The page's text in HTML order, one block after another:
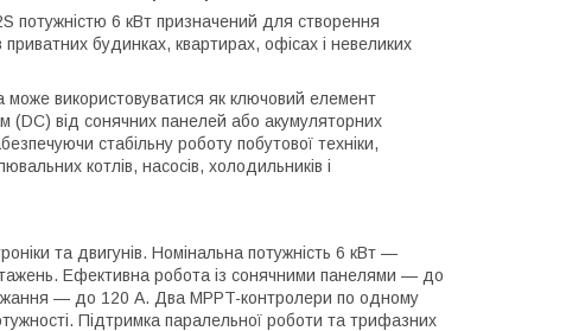
потужністю 6 кВт призначений для створення
будинках, квартирах, офісах і невеликих
може використовуватися як ключовий елемент
(DC) від сонячних панелей або акумуляторних
стабільну роботу побутової техніки,
котлів, насосів, холодильників і
та двигунів. Номінальна потужність 6 кВт —
Ефективна робота із сонячними панелями — до
— до 120 А. Два MPPT-контролери по одному
Підтримка паралельної роботи та трифазних